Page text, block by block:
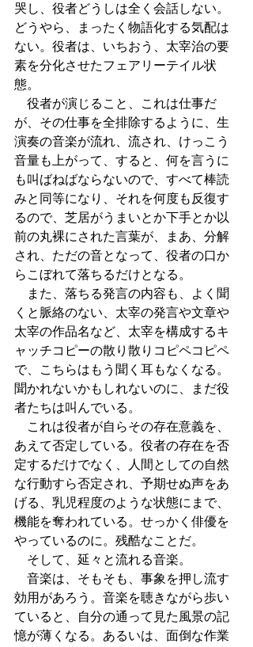
哭し、役者どうしは全く会話しない。
どうやら、まったく物語化する気配は
ない。役者は、いちおう、太宰治の要
素を分化させたフェアリーテイル状
態。
役者が演じること、これは仕事だ
が、その仕事を全排除するように、生
演奏の音楽が流れ、流され、けっこう
音量も上がって、すると、何を言うに
も叫ばねばならないので、すべて棒読
みと同等になり、それを何度も反復す
るので、芝居がうまいとか下手とか以
前の丸裸にされた言葉が、まあ、分解
され、ただの音となって、役者の口か
らこぼれて落ちるだけとなる。
また、落ちる発言の内容も、よく聞
くと脈絡のない、太宰の発言や文章や
太宰の作品名など、太宰を構成するキ
ャッチコピーの散り散りコピペコピペ
で、こちらはもう聞く耳もなくなる。
聞かれないかもしれないのに、まだ役
者たちは叫んでいる。
これは役者が自らその存在意義を、
あえて否定している。役者の存在を否
定するだけでなく、人間としての自然
な行動すら否定され、予期せぬ声をあ
げる、乳児程度のような状態にまで、
機能を奪われている。せっかく俳優を
やっているのに。残酷なことだ。
そして、延々と流れる音楽。
音楽は、そもそも、事象を押し流す
効用があろう。音楽を聴きながら歩い
ていると、自分の通って見た風景の記
憶が薄くなる。あるいは、面倒な作業